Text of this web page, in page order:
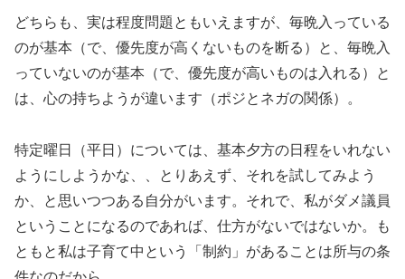
どちらも、実は程度問題ともいえますが、毎晩入っている
のが基本（で、優先度が高くないものを断る）と、毎晩入
っていないのが基本（で、優先度が高いものは入れる）と
は、心の持ちようが違います（ポジとネガの関係）。
特定曜日（平日）については、基本夕方の日程をいれない
ようにしようかな、、とりあえず、それを試してみよう
か、と思いつつある自分がいます。それで、私がダメ議員
ということになるのであれば、仕方がないではないか。も
ともと私は子育て中という「制約」があることは所与の条